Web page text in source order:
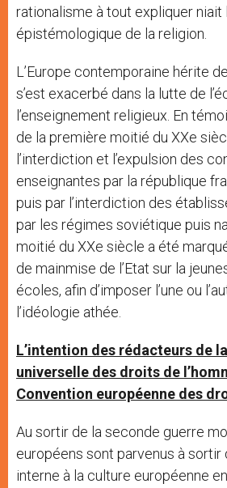
rationalisme à tout expliquer
épistémologique de la religion.
L’Europe contemporaine hérite
s’est exacerbé dans la lutte de
l’enseignement religieux. En
de la première moitié du XXe
l’interdiction et l’expulsion des
enseignantes par la république
puis par l’interdiction des
par les régimes soviétique puis
moitié du XXe siècle a été
de mainmise de l’Etat sur la
écoles, afin d’imposer l’une ou
l’idéologie athée.
L’intention des rédacteurs de
universelle des droits de
Convention européenne des
Au sortir de la seconde guerre
européens sont parvenus à sortir
interne à la culture européenne